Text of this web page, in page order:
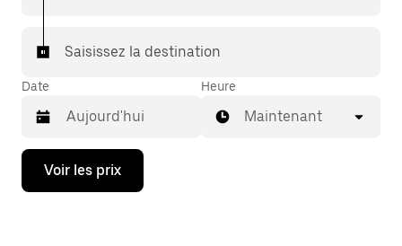
Saisissez la destination
Date
Appuyez
la
Heure
Maintenant
Voir les prix